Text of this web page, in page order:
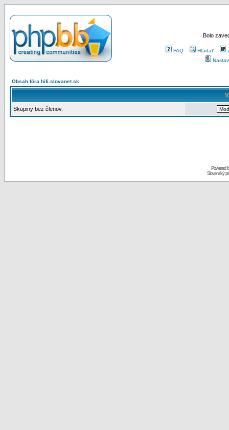
Bolo
FAQ Hľadať
Obsah fóra hifi.slovanet.sk
Skupiny bez členov.
Powered
Slovenský